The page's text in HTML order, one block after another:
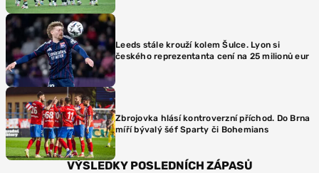
Leeds stále krouží kolem Šulce. Lyon si
českého reprezentanta cení na 25 milionů eur
Zbrojovka hlásí kontroverzní příchod. Do Brna
míří bývalý šéf Sparty či Bohemians
VÝSLEDKY POSLEDNÍCH ZÁPASŮ